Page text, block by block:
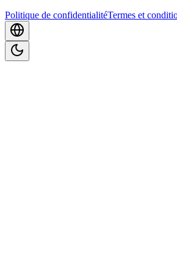
Politique de confidentialitéTermes et